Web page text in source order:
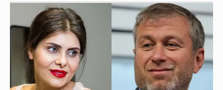
И снова невеста 357